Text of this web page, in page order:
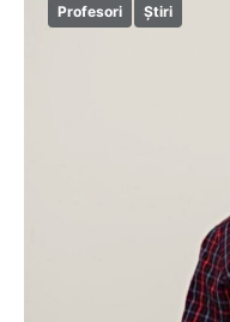
Profesori Știri